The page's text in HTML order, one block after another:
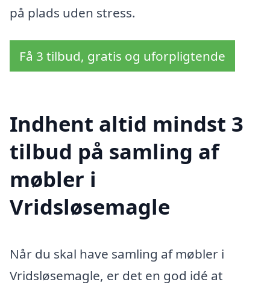
på plads uden stress.
Få 3 tilbud, gratis og uforpligtende
Indhent altid mindst 3
tilbud på samling af
møbler i
Vridsløsemagle
Når du skal have samling af møbler i
Vridsløsemagle, er det en god idé at